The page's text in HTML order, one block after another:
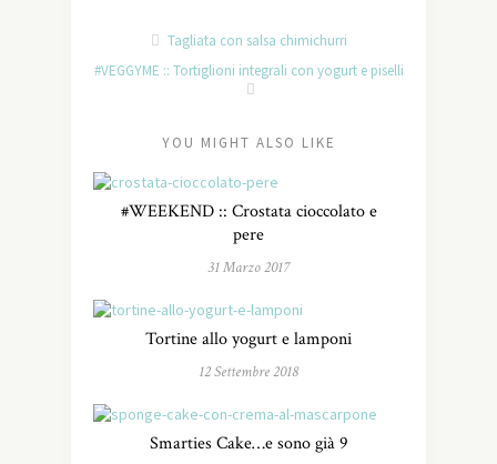
Tagliata con salsa chimichurri
#VEGGYME :: Tortiglioni integrali con yogurt e piselli
YOU MIGHT ALSO LIKE
#WEEKEND :: Crostata cioccolato e
pere
31 Marzo 2017
Tortine allo yogurt e lamponi
12 Settembre 2018
Smarties Cake…e sono già 9